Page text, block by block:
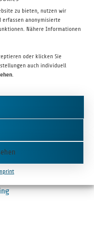
zu bieten, nutzen wir
erfassen anonymisierte
Nähere Informationen
oder klicken Sie
auch individuell
peo­ple from pests